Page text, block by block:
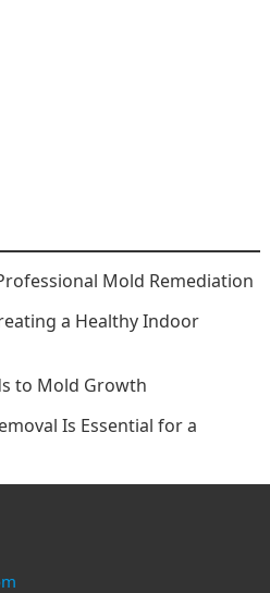
Mold Remediation
a Healthy Indoor
to Mold Growth
Is Essential for a